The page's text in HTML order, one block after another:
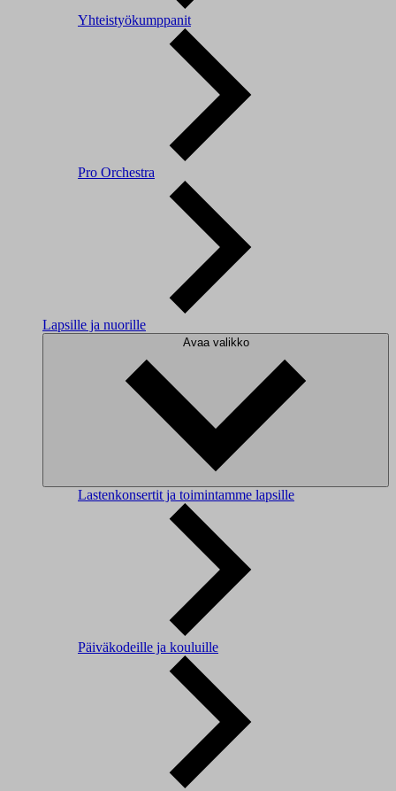
Yhteistyökumppanit
Pro Orchestra
Lapsille ja nuorille
Avaa valikko
Lastenkonsertit ja toimintamme lapsille
Päiväkodeille ja kouluille